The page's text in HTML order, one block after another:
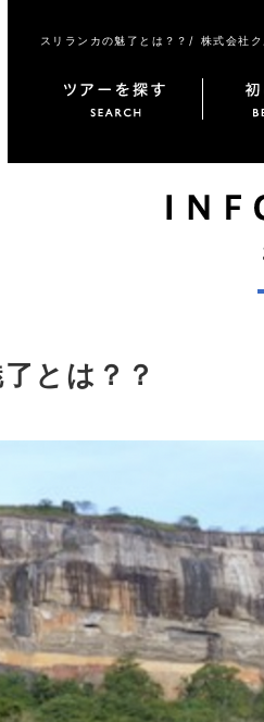
スリランカの魅了とは？？/ 株式会社ク
とは？？